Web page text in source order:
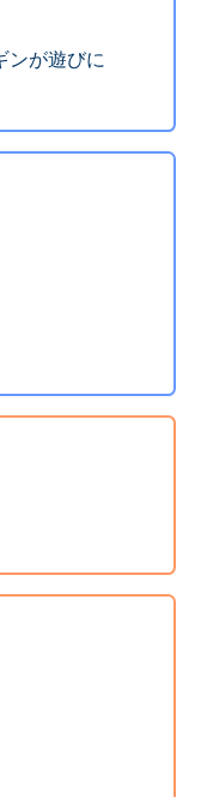
ンが遊びに